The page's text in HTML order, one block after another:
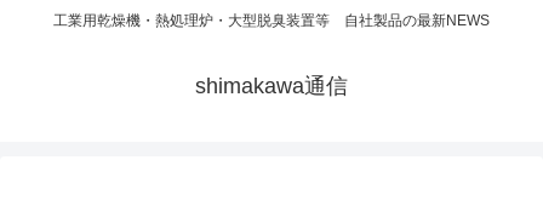
工業用乾燥機・熱処理炉・大型脱臭装置等 自社製品の最新NEWS
shimakawa通信